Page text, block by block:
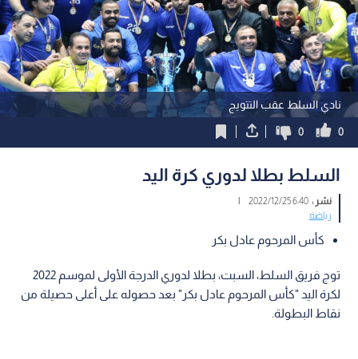
نادي السلط عقب التتويج
0
0
السلط بطلا لدوري كرة اليد
نشر :6:40 2022/12/25
|
رياضة
كأس المرحوم عادل بكر
توج فريق السلط، السبت، بطلا لدوري الدرجة الأولى لموسم 2022
لكرة اليد "كأس المرحوم عادل بكر" بعد حصوله على أعلى حصيلة من
نقاط البطولة.